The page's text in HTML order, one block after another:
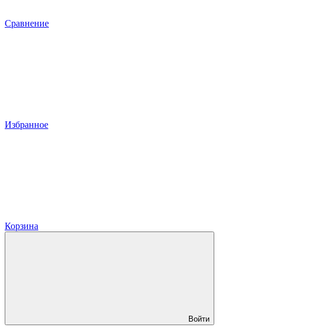
Сравнение
Избранное
Корзина
Войти